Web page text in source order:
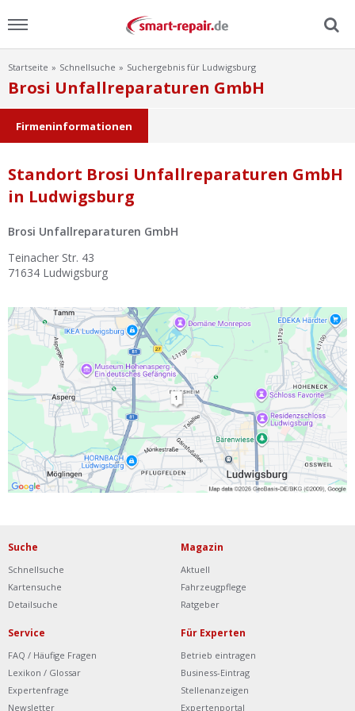
Menu
Home
Ratgeber
FAQ
Lexikon
Video
Ist Ihre Werkstatt schon dabei?
Kostenlos eintragen
Werkstatt Login
Startseite Schnellsuche Suchergebnis für Ludwigsburg
Brosi Unfallreparaturen GmbH
Firmeninformationen
Standort Brosi Unfallreparaturen GmbH
in Ludwigsburg
Brosi Unfallreparaturen GmbH
Teinacher Str. 43
71634 Ludwigsburg
Suche
Schnellsuche
Kartensuche
Detailsuche
Magazin
Aktuell
Fahrzeugpflege
Ratgeber
Service
FAQ / Häufige Fragen
Lexikon / Glossar
Expertenfrage
Newsletter
Für Experten
Betrieb eintragen
Business-Eintrag
Stellenanzeigen
Expertenportal